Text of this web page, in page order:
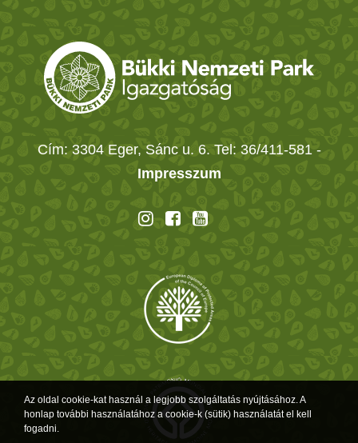
Cím: 3304 Eger, Sánc u. 6. Tel: 36/411-581 -
Impresszum
Az oldal cookie-kat használ a legjobb szolgáltatás nyújtásához. A
honlap további használatához a cookie-k (sütik) használatát el kell
fogadni.